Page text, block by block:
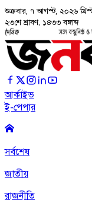
শুক্রবার, ৭ আগস্ট, ২০২৬
২৩শে শ্রাবণ, ১৪৩৩ বঙ্গাব্দ
আর্কাইভ
ই-পেপার
সর্বশেষ
জাতীয়
রাজনীতি